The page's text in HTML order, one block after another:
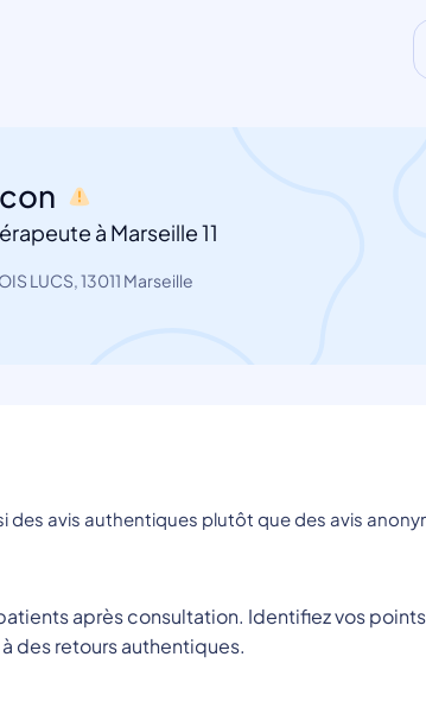
à Marseille 11
LUCS, 13011 Marseille
des avis authentiques plutôt que des avis
après consultation. Identifiez vos
des retours authentiques.